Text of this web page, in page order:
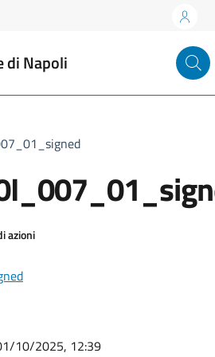
di Napoli
azioni
10/2025, 12:39